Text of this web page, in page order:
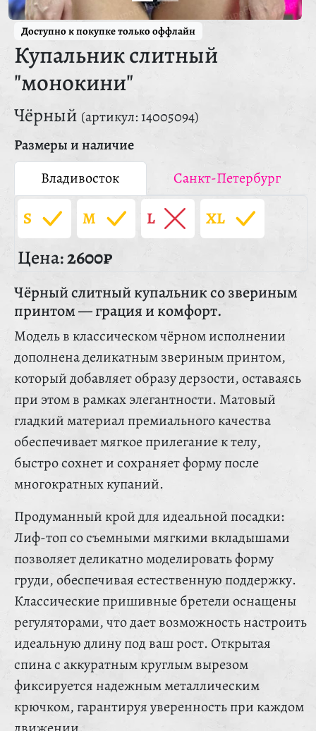
Доступно к покупке только оффлайн
Купальник слитный
"монокини"
Чёрный (артикул: 14005094)
Размеры и наличие
Владивосток
Санкт-Петербург
S M L XL
Цена:2600₽
Чёрный слитный купальник со звериным
принтом — грация и комфорт.
Модель в классическом чёрном исполнении
дополнена деликатным звериным принтом,
который добавляет образу дерзости, оставаясь
при этом в рамках элегантности. Матовый
гладкий материал премиального качества
обеспечивает мягкое прилегание к телу,
быстро сохнет и сохраняет форму после
многократных купаний.
Продуманный крой для идеальной посадки:
Лиф-топ со съемными мягкими вкладышами
позволяет деликатно моделировать форму
груди, обеспечивая естественную поддержку.
Классические пришивные бретели оснащены
регуляторами, что дает возможность настроить
идеальную длину под ваш рост. Открытая
спина с аккуратным круглым вырезом
фиксируется надежным металлическим
крючком, гарантируя уверенность при каждом